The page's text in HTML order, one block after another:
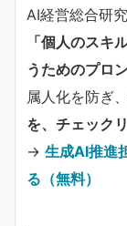
AI経営総合研
「個人のスキ
うためのプロ
属人化を防ぎ、
を、チェック
→ 生成AI推進
る（無料）